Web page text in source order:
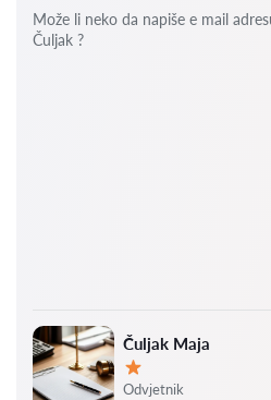
Čuljak Maja
Ocjena:
Odvjetnik
Može li neko da napiše e mail
Čuljak ?